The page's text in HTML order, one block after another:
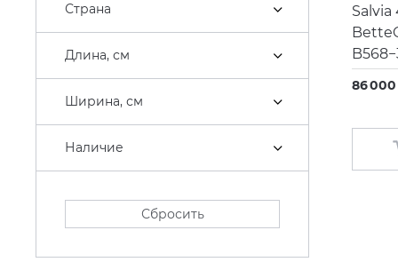
Страна
Длина, см
Ширина, см
Наличие
Сбросить
Salvia
86